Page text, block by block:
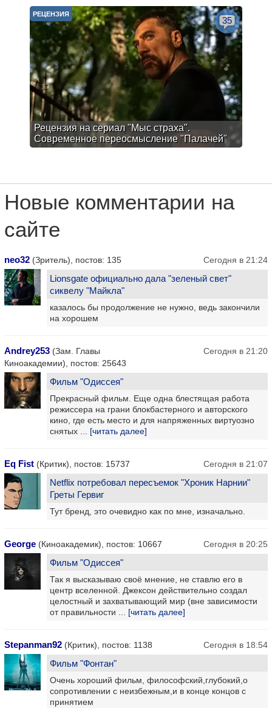
Рецензия на сериал "Мыс страха".
Современное переосмысление "Палачей"
РЕЦЕНЗИЯ
35
Новые комментарии на
сайте
neo32 (Зритель), постов: 135 Сегодня в 21:24
Lionsgate официально дала "зеленый свет"
сиквелу "Майкла"
казалось бы продолжение не нужно, ведь закончили
на хорошем
Andrey253 (Зам. Главы
Киноакадемии), постов: 25643
Сегодня в 21:20
Фильм "Одиссея"
Прекрасный фильм. Еще одна блестящая работа
режиссера на грани блокбастерного и авторского
кино, где есть место и для напряженных виртуозно
снятых ... [читать далее]
Eq Fist (Критик), постов: 15737 Сегодня в 21:07
Netflix потребовал пересъемок "Хроник Нарнии"
Греты Гервиг
Тут бренд, это очевидно как по мне, изначально.
George (Киноакадемик), постов: 10667 Сегодня в 20:25
Фильм "Одиссея"
Так я высказываю своё мнение, не ставлю его в
центр вселенной. Джексон действительно создал
целостный и захватывающий мир (вне зависимости
от правильности ... [читать далее]
Stepanman92 (Критик), постов: 1138 Сегодня в 18:54
Фильм "Фонтан"
Очень хороший фильм, философский,глубокий,о
сопротивлении с неизбежным,и в конце концов с
принятием